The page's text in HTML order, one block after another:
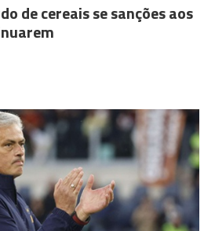
de cereais se sanções aos